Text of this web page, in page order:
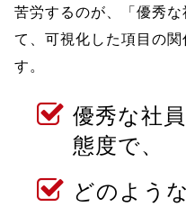
苦労するのが、「優秀
て、可視化した項目の
す。
優秀な社
態度で、
どのよう